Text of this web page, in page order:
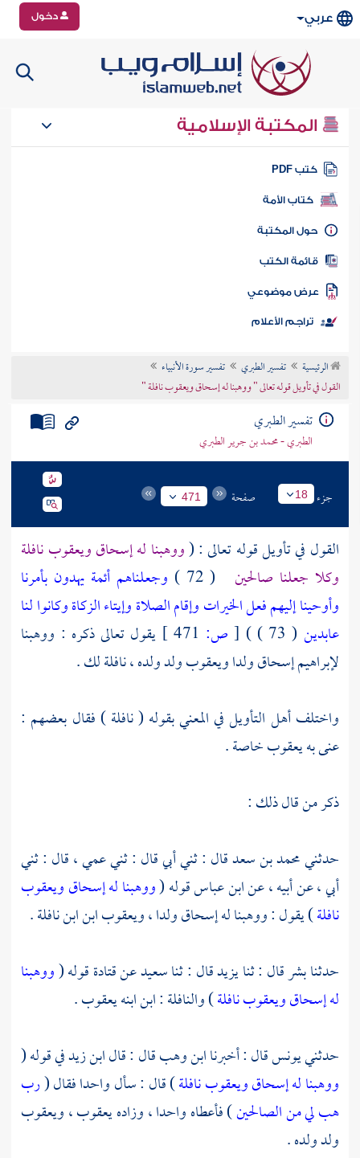
عربي دخول
المكتبة الإسلامية
كتب PDF
كتاب الأمة
المكتبة
الكتب
موضوعي
تراجم الأعلام
الرئيسية تفسير الطبري
تفسير سورة الأنبياء
القول في تأويل قوله تعالى " ووهبنا له إسحاق ويعقوب نافلة "
تفسير الطبري
الطبري - محمد بن جرير الطبري
جزء 18 صفحة 471
القول في تأويل قوله تعالى : (ووهبنا له إسحاق ويعقوب نافلة
وكلا جعلنا صالحين
( 72 )
وجعلناهم أئمة يهدون بأمرنا
وأوحينا إليهم فعل الخيرات وإقام الصلاة وإيتاء الزكاة وكانوا لنا
عابدين ( 73 ) )
[ ص:
يقول تعالى ذكره : ووهبنا
لإبراهيمإسحاقولداويعقوبولد ولده ، نافلة لك .
واختلف أهل التأويل في المعني بقوله ( نافلة ) فقال بعضهم :
عنى به يعقوب خاصة .
ذكر من قال ذلك :
حدثنيمحمد بن سعدقال : ثني أبي قال : ثني عمي ، قال : ثني
أبي ، عن أبيه ، عنابن عباسقوله (ووهبنا له إسحاق ويعقوب
نافلة) يقول : ووهبنا لهإسحاقولدا ،ويعقوب ابن ابن نافلة.
حدثنابشرقال : ثنايزيدقال : ثناسعيدعنقتادةقوله (ووهبنا
له إسحاق ويعقوب نافلة) والنافلة : ابن ابنهيعقوب.
حدثنييونسقال : أخبرناابن وهبقال : قالابن زيدفي قوله (
ووهبنا له إسحاق ويعقوب نافلة) قال : سأل واحدا فقال (رب
هب لي من الصالحين) فأعطاه واحدا ، وزاده يعقوب ، ويعقوب
ولد ولده .